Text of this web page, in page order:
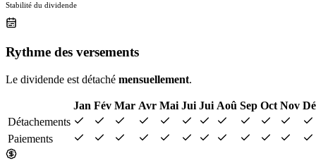
Stabilité du dividende
Rythme des versements
Le dividende est détaché mensuellement.
Jan Fév Mar Avr Mai Jui Jui Aoû Sep Oct Nov
Détachements
Paiements